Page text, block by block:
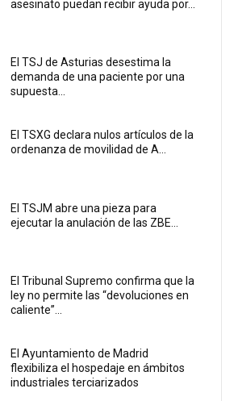
asesinato puedan recibir ayuda por...
El TSJ de Asturias desestima la
demanda de una paciente por una
supuesta...
El TSXG declara nulos artículos de la
ordenanza de movilidad de A...
El TSJM abre una pieza para
ejecutar la anulación de las ZBE...
El Tribunal Supremo confirma que la
ley no permite las “devoluciones en
caliente”...
El Ayuntamiento de Madrid
flexibiliza el hospedaje en ámbitos
industriales terciarizados